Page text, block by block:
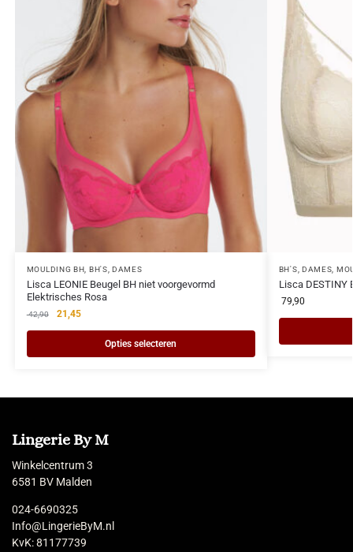
MOULDING BH BH'S ,DAMES
Lisca LEONIE Beugel BH niet voorgevormd
Elektrisches Rosa
42,90 21,45
Opties selecteren
BH'S DAMES
Lisca DESTINY
79,90
Lingerie By M
Winkelcentrum 3
6581 BV Malden
024-6690325
Info@LingerieByM.nl
KvK: 81177739